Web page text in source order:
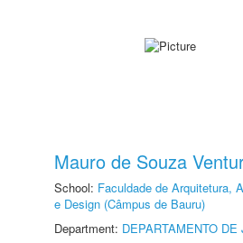
Mauro de Souza
School: Faculdade de Arquitetura,
e Design (Câmpus de Bauru)
Department: DEPARTAMENTO